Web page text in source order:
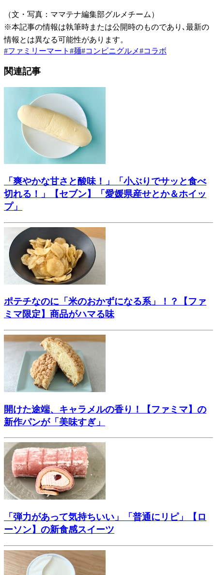
（文・写真：ママテナ編集部グルメチーム）
※本記事の情報は執筆時または公開時のものであり､最新の
情報とは異なる可能性があります。
#ファミリーマート #麺#コンビニグルメ#コラボ
関連記事
「爽やかな甘さと酸味！」「小ぶりでサッと食べ
切れる！」【セブン】「愛媛県産せとか＆ホイッ
プ」
ポテチなのに「米のおかずになる系」！？【ファ
ミマ限定】商品がハマる味
開けた途端、キャラメルの香り！【ファミマ】の
新作パンが「美味すぎ」
「弾力があって気持ちいい」「普通にリピ」【ロ
ーソン】の新食感スイーツ